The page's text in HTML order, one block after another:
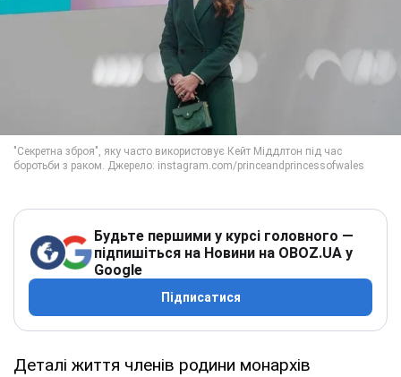
Будьте першими у курсі головного —
підпишіться на Новини на OBOZ.UA у
Google
Підписатися
Деталі життя членів родини монархів